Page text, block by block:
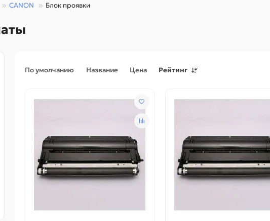
CANON Блок проявки
Поступления товаров 08.07.2026
08.07.2026 - Новое поступление
Поступления товаров
23.06.2026 - Новое
По умолчанию Название Цена Рейтинг